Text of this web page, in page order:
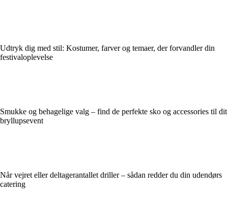
Udtryk dig med stil: Kostumer, farver og temaer, der forvandler din
festivaloplevelse
Smukke og behagelige valg – find de perfekte sko og accessories til dit
bryllupsevent
Når vejret eller deltagerantallet driller – sådan redder du din udendørs
catering